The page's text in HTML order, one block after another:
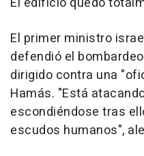
El primer ministro
defendió el
dirigido contra una
Hamás. "Está
escondiéndose tras
escudos humanos",